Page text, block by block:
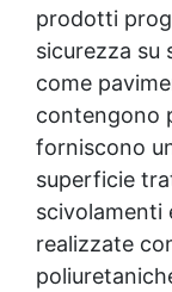
prodotti
sicurezza su
come
contengono
forniscono
superficie
scivolamenti
realizzate